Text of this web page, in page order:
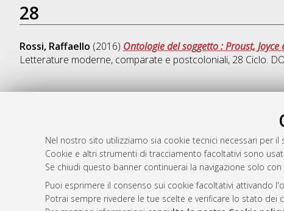
Nel nostro sito utilizziamo sia cookie tecnici necessari per
Cookie e altri strumenti di tracciamento facoltativi sono
Se chiudi questo banner continuerai la navigazione solo
Puoi esprimere il consenso sui cookie facoltativi attivando
Potrai sempre rivedere le tue scelte e verificare lo stato
28
Rossi, Raffaello (2016) Ontologie del soggetto : Proust,
Letterature moderne, comparate e postcoloniali, 28 Ciclo.
Rss 1.0
Rss 2.0
AMS
ISSN: 2038-
Servizio
Impostazioni
Informativa
Condizioni